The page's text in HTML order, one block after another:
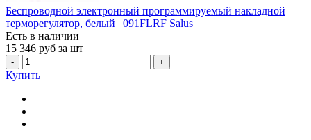
Беспроводной электронный программируемый накладной
терморегулятор, белый | 091FLRF Salus
Есть в наличии
15 346 руб за шт
- +
Купить